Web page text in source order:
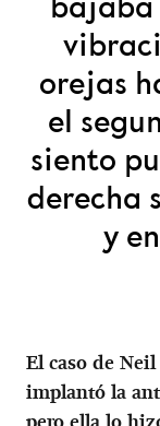
bajaba
orejas
el
siento
derecha
y
El caso de
implantó la